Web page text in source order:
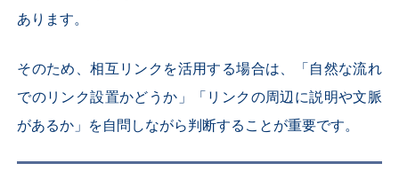
あります。
そのため、相互リンクを活用する場合は、「自然な流れ
でのリンク設置かどうか」「リンクの周辺に説明や文脈
があるか」を自問しながら判断することが重要です。